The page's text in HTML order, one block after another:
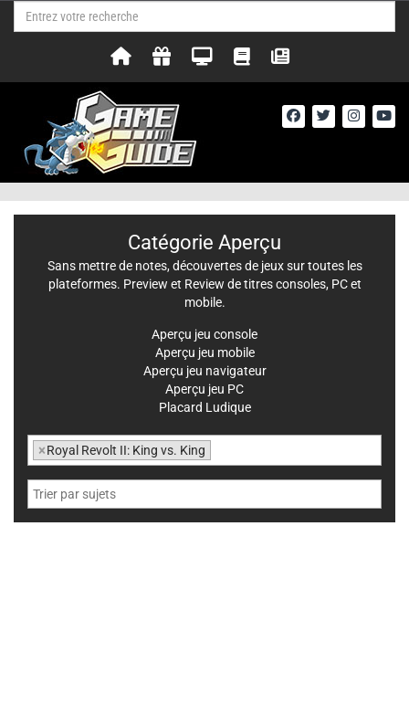
Catégorie Aperçu
Sans mettre de notes, découvertes de jeux sur toutes les
plateformes. Preview et Review de titres consoles, PC et
mobile.
Aperçu jeu console
Aperçu jeu mobile
Aperçu jeu navigateur
Aperçu jeu PC
Placard Ludique
×Royal Revolt II: King vs. King